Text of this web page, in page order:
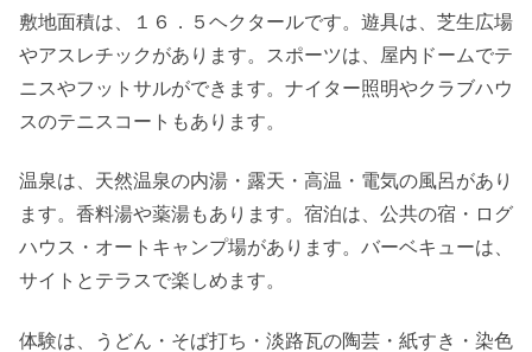
敷地面積は、１６．５ヘクタールです。遊具は、芝生広場
やアスレチックがあります。スポーツは、屋内ドームでテ
ニスやフットサルができます。ナイター照明やクラブハウ
スのテニスコートもあります。
温泉は、天然温泉の内湯・露天・高温・電気の風呂があり
ます。香料湯や薬湯もあります。宿泊は、公共の宿・ログ
ハウス・オートキャンプ場があります。バーベキューは、
サイトとテラスで楽しめます。
体験は、うどん・そば打ち・淡路瓦の陶芸・紙すき・染色